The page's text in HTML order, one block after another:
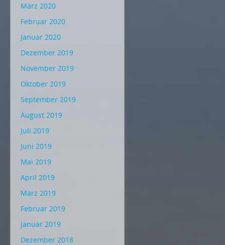
März 2020
Februar 2020
Januar 2020
Dezember 2019
November 2019
Oktober 2019
September 2019
August 2019
Juli 2019
Juni 2019
Mai 2019
April 2019
März 2019
Februar 2019
Januar 2019
Dezember 2018